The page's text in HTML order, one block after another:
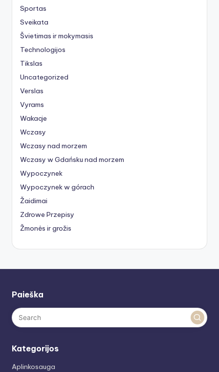
Sportas
Sveikata
Švietimas ir mokymasis
Technologijos
Tikslas
Uncategorized
Verslas
Vyrams
Wakacje
Wczasy
Wczasy nad morzem
Wczasy w Gdańsku nad morzem
Wypoczynek
Wypoczynek w górach
Žaidimai
Zdrowe Przepisy
Žmonės ir grožis
Paieška
Kategorijos
Aplinkosauga